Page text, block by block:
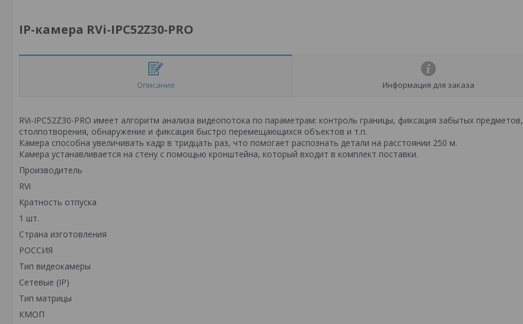
IP-камера RVi-IPC52Z30-PRO
Описание Информация для заказа
RVi-IPC52Z30-PRO имеет алгоритм анализа видеопотока по параметрам: контроль границы, фиксация забытых предметов,
столпотворения, обнаружение и фиксация быстро перемещающихся объектов и т.п.
Камера способна увеличивать кадр в тридцать раз, что помогает распознать детали на расстоянии 250 м.
Камера устанавливается на стену с помощью кронштейна, который входит в комплект поставки.
Производитель
RVi
Кратность отпуска
1 шт.
Страна изготовления
РОССИЯ
Тип видеокамеры
Сетевые (IP)
Тип матрицы
КМОП